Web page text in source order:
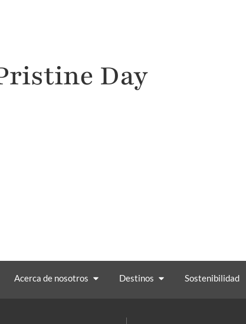
Day
Acerca de nosotros Destinos Sostenibilidad